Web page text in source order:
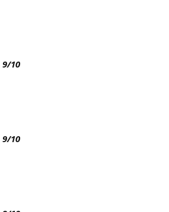
9/10
9/10